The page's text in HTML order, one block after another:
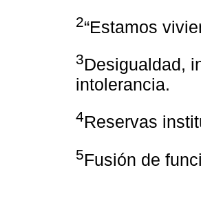
2“Estamos
3Desigualdad,
intolerancia.
4Reservas
5Fusión de